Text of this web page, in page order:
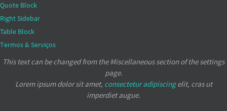
Quote Block
Right Sidebar
Table Block
Termos & Serviços
This text can be changed from the Miscellaneous section of the settings
page.
Lorem ipsumdolor sit amet, consectetur adipiscingelit, cras ut
imperdiet augue.